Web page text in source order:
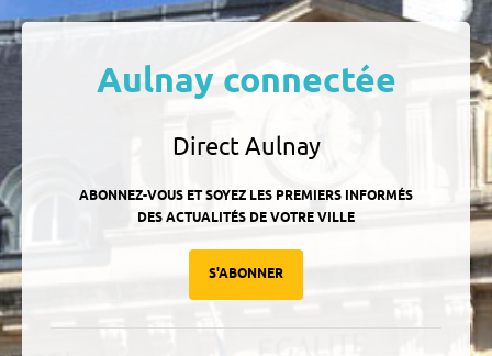
Aulnay connectée
Direct Aulnay
ABONNEZ-VOUS ET SOYEZ LES PREMIERS INFORMÉS
DES ACTUALITÉS DE VOTRE VILLE
S'ABONNER